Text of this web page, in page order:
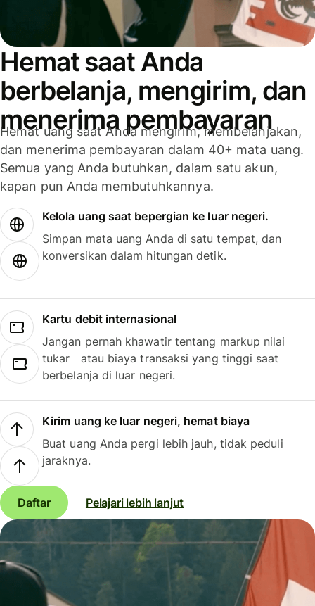
Hemat saat Anda
berbelanja, mengirim, dan
menerima pembayaran
Hemat uang saat Anda mengirim, membelanjakan,
dan menerima pembayaran dalam 40+ mata uang.
Semua yang Anda butuhkan, dalam satu akun,
kapan pun Anda membutuhkannya.
Kelola uang saat bepergian ke luar negeri.
Simpan mata uang Anda di satu tempat, dan
konversikan dalam hitungan detik.
Kartu debit internasional
Jangan pernah khawatir tentang markup nilai
tukar atau biaya transaksi yang tinggi saat
berbelanja di luar negeri.
Kirim uang ke luar negeri, hemat biaya
Buat uang Anda pergi lebih jauh, tidak peduli
jaraknya.
Daftar Pelajari lebih lanjut